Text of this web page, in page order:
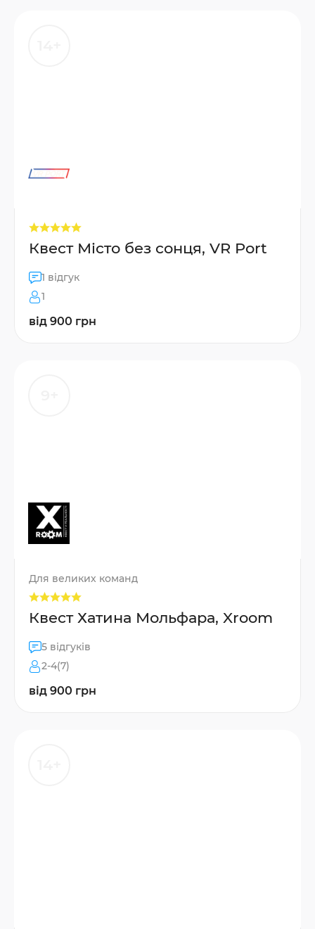
Квест Місто без сонця, VR Port
1 відгук
1
від 900 грн
Для великих команд
Квест Хатина Мольфара, Xroom
5 відгуків
2-4(7)
від 900 грн